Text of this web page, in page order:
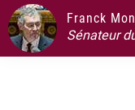
Passer
au
contenu
Passer
la
Passer
au
pied
Franck
Sénateur